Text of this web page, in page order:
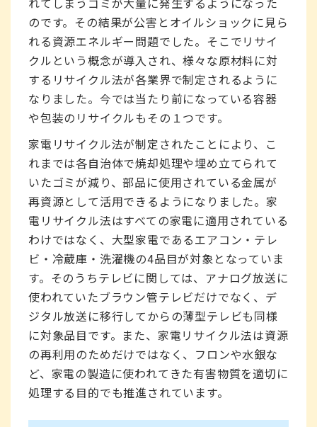
のです。その結果が公害とオイルショックに見ら
れる資源エネルギー問題でした。そこでリサイ
クルという概念が導入され、様々な原材料に対
するリサイクル法が各業界で制定されるように
なりました。今では当たり前になっている容器
や包装のリサイクルもその１つです。
家電リサイクル法が制定されたことにより、こ
れまでは各自治体で焼却処理や埋め立てられて
いたゴミが減り、部品に使用されている金属が
再資源として活用できるようになりました。家
電リサイクル法はすべての家電に適用されている
わけではなく、大型家電であるエアコン・テレ
ビ・冷蔵庫・洗濯機の4品目が対象となっていま
す。そのうちテレビに関しては、アナログ放送に
使われていたブラウン管テレビだけでなく、デ
ジタル放送に移行してからの薄型テレビも同様
に対象品目です。また、家電リサイクル法は資源
の再利用のためだけではなく、フロンや水銀な
ど、家電の製造に使われてきた有害物質を適切に
処理する目的でも推進されています。